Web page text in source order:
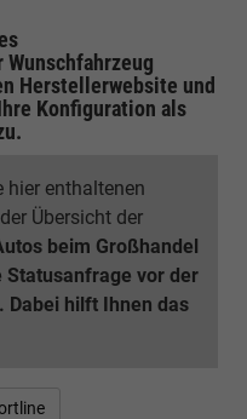
Herstellerwebsite und
Konfiguration als
hier enthaltenen
Übersicht der
beim Großhandel
Statusanfrage vor der
Dabei hilft Ihnen das